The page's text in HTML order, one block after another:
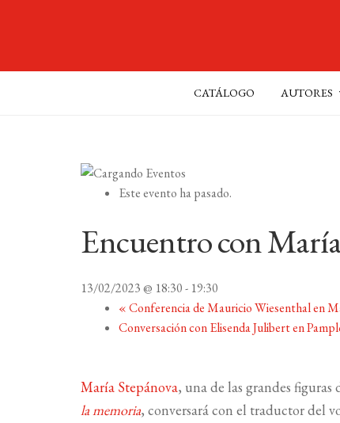
CATÁLOGO AUTORES
Este evento ha pasado.
Encuentro con
13/02/2023 @ 18:30- 19:30
«Conferencia de Mauricio Wiesenthal en
Conversación con Elisenda Julibert en
María Stepánova, una de las grandes
la memoria, conversará con el traductor del